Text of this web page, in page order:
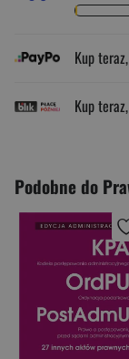
Kup
Kup
Podobne do